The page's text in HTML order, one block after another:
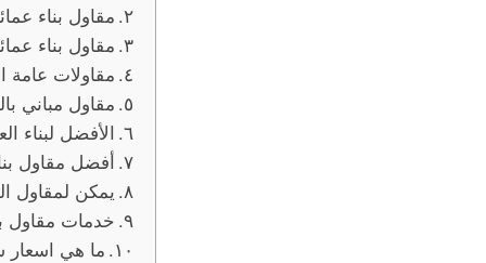
مقاول بناء
مقاول بناء
مقاولات عامة
مقاول مباني
الأفضل لبناء
أفضل مقاول
يمكن لمقاول
خدمات مقاول
ما هي اسعار